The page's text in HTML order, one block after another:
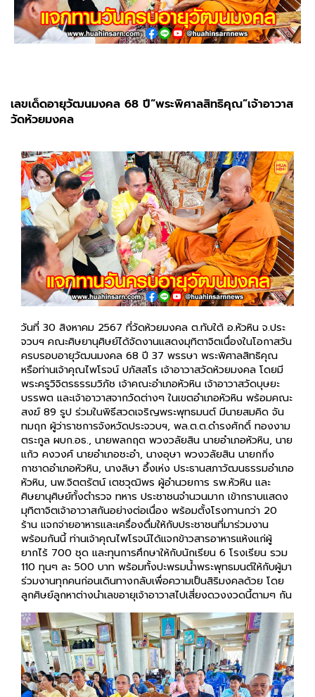
เลขเด็ดอายุวัฒนมงคล 68 ปี“พระพิศาลสิทธิคุณ”เจ้าอาวาส
วัดห้วยมงคล
วันที่ 30 สิงหาคม 2567 ที่วัดห้วยมงคล ต.ทับใต้ อ.หัวหิน จ.ประ
จวบฯ คณะศิษยานุศิษย์ได้จัดงานแสดงมุทิตาจิตเนื่องในโอกาสวัน
ครบรอบอายุวัฒนมงคล 68 ปี 37 พรรษา พระพิศาลสิทธิคุณ
หรือท่านเจ้าคุณไพโรจน์ ปภัสสโร เจ้าอาวาสวัดห้วยมงคล โดยมี
พระครูวิจิตรธรรมวิภัช เจ้าคณะอำเภอหัวหิน เจ้าอาวาสวัดบุษยะ
บรรพต และเจ้าอาวาสจากวัดต่างๆ ในเขตอำเภอหัวหิน พร้อมคณะ
สงฆ์ 89 รูป ร่วมในพิธีสวดเจริญพระพุทธมนต์ มีนายสมคิด จัน
ทมฤก ผู้ว่าราชการจังหวัดประจวบฯ, พล.ต.ต.ดำรงศักดิ์ ทองงาม
ตระกูล ผบก.อธ., นายพลกฤต พวงวลัยสิน นายอำเภอหัวหิน, นาย
แก้ว คงวงศ์ นายอำเภอชะอำ, นางอุษา พวงวลัยสิน นายกกิ่ง
กาชาดอำเภอหัวหิน, นางลิษา อึ้งเห่ง ประธานสภาวัฒนธรรมอำเภอ
หัวหิน, นพ.จิตตรัตน์ เตชวุฒิพร ผู้อำนวยการ รพ.หัวหิน และ
ศิษยานุศิษย์ทั้งตำรวจ ทหาร ประชาชนจำนวนมาก เข้ากราบแสดง
มุทิตาจิตเจ้าอาวาสกันอย่างต่อเนื่อง พร้อมตั้งโรงทานกว่า 20
ร้าน แจกจ่ายอาหารและเครื่องดื่มให้กับประชาชนที่มาร่วมงาน
พร้อมกันนี้ ท่านเจ้าคุณไพโรจน์ได้แจกข้าวสารอาหารแห้งแก่ผู้
ยากไร้ 700 ชุด และทุนการศึกษาให้กับนักเรียน 6 โรงเรียน รวม
110 ทุนๆ ละ 500 บาท พร้อมทั้งปะพรมน้ำพระพุทธมนต์ให้กับผู้มา
ร่วมงานทุกคนก่อนเดินทางกลับเพื่อความเป็นสิริมงคลด้วย โดย
ลูกศิษย์ลูกหาต่างนำเลขอายุเจ้าอาวาสไปเสี่ยงดวงงวดนี้ตามๆ กัน